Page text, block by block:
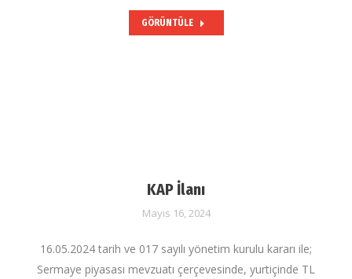
GÖRÜNTÜLE
KAP İlanı
Mayıs 16, 2024
16.05.2024 tarih ve 017 sayılı yönetim kurulu kararı ile;
Sermaye piyasası mevzuatı çerçevesinde, yurtiçinde TL